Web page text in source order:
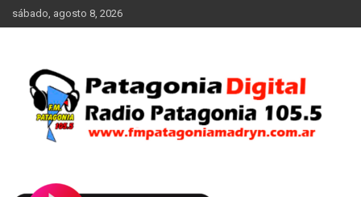
Saltar
al
sábado, agosto 8, 2026
FM Patagonia Madryn